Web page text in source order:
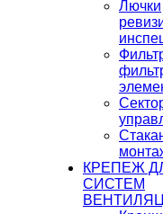
Лючки
КРЕПЕЖ
СИСТЕМ